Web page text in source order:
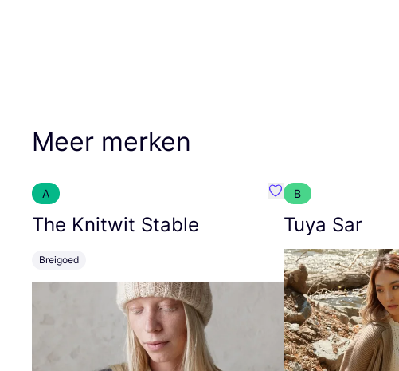
Meer merken
A
The Knitwit Stable
Breigoed
Favoriete {naam}
B
Tuya Sar